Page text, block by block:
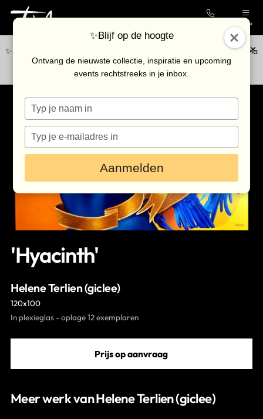
Menu
✨Blijf op de hoogte van de nieuwste collectie en upcoming events via
onze nieuwsbrief
Collectie
Galerie
Kunstenaars
Outlet
Bezoek de galerie
Inkoop
Eventlocatie
Nieuws & agenda
'Hyacinth'
Helene Terlien (giclee)
120x100
In plexieglas - oplage 12 exemplaren
Prijs op aanvraag
Meer werk van Helene Terlien (giclee)
✨Blijf op de hoogte
Ontvang de nieuwste collectie, inspiratie en upcoming
events rechtstreeks in je inbox.
Typ
je
naam
Typ
je
e-
in
Aanmelden